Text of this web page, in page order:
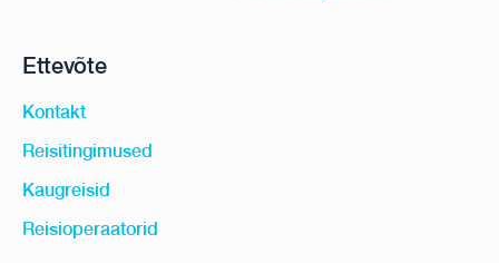
Ettevõte
Kontakt
Reisitingimused
Kaugreisid
Reisioperaatorid